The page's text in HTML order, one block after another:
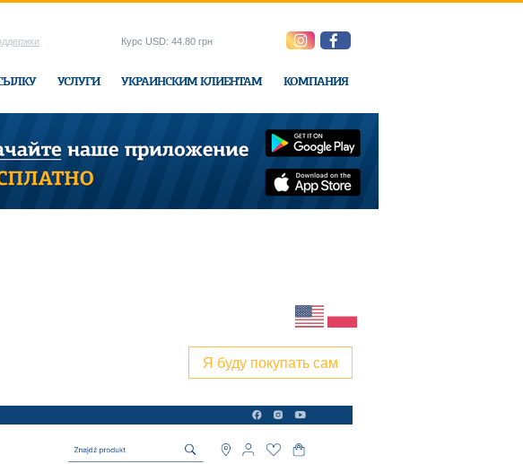
УСЛУГИ УКРАИНСКИМ КЛИЕНТАМ КОМПАНИЯ
Курс USD: 44.80 грн
в офисе Ukraine-Express
Я буду покупать сам